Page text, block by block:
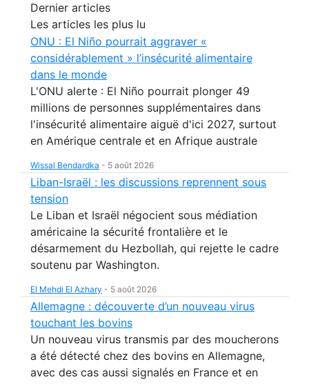
Dernier articles
Les articles les plus lu
ONU : El Niño pourrait aggraver «
considérablement » l’insécurité alimentaire
dans le monde
L'ONU alerte : El Niño pourrait plonger 49
millions de personnes supplémentaires dans
l'insécurité alimentaire aiguë d'ici 2027, surtout
en Amérique centrale et en Afrique australe
Wissal Bendardka - 5 août 2026
Liban-Israël : les discussions reprennent sous
tension
Le Liban et Israël négocient sous médiation
américaine la sécurité frontalière et le
désarmement du Hezbollah, qui rejette le cadre
soutenu par Washington.
El Mehdi El Azhary - 5 août 2026
Allemagne : découverte d’un nouveau virus
touchant les bovins
Un nouveau virus transmis par des moucherons
a été détecté chez des bovins en Allemagne,
avec des cas aussi signalés en France et en